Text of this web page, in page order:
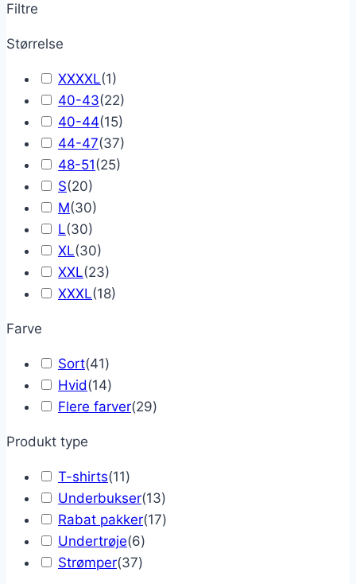
Filtre
Størrelse
XXXXL(1)
40-43(22)
40-44(15)
44-47(37)
48-51(25)
S(20)
M(30)
L(30)
XL(30)
XXL(23)
XXXL(18)
Farve
Sort(41)
Hvid(14)
Flere farver(29)
Produkt type
T-shirts(11)
Underbukser(13)
Rabat pakker(17)
Undertrøje(6)
Strømper(37)